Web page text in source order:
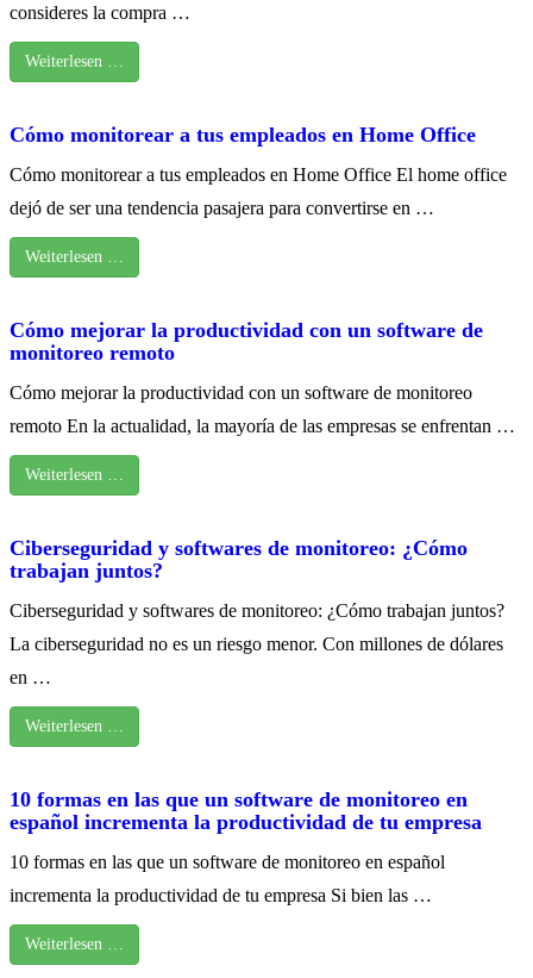
consideres la compra …
Weiterlesen …
Cómo monitorear a tus empleados en Home Office
Cómo monitorear a tus empleados en Home Office El home office
dejó de ser una tendencia pasajera para convertirse en …
Weiterlesen …
Cómo mejorar la productividad con un software de
monitoreo remoto
Cómo mejorar la productividad con un software de monitoreo
remoto En la actualidad, la mayoría de las empresas se enfrentan …
Weiterlesen …
Ciberseguridad y softwares de monitoreo: ¿Cómo
trabajan juntos?
Ciberseguridad y softwares de monitoreo: ¿Cómo trabajan juntos?
La ciberseguridad no es un riesgo menor. Con millones de dólares
en …
Weiterlesen …
10 formas en las que un software de monitoreo en
español incrementa la productividad de tu empresa
10 formas en las que un software de monitoreo en español
incrementa la productividad de tu empresa Si bien las …
Weiterlesen …